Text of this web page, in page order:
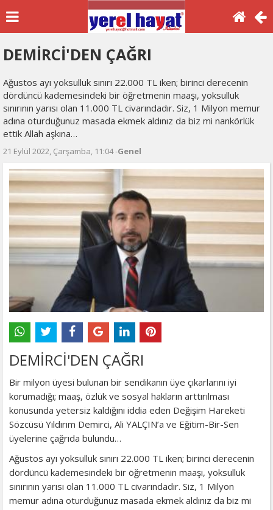
DEMİRCİ'DEN ÇAĞRI
Ağustos ayı yoksulluk sınırı 22.000 TL iken; birinci derecenin
dördüncü kademesindeki bir öğretmenin maaşı, yoksulluk
sınırının yarısı olan 11.000 TL civarındadır. Siz, 1 Milyon memur
adına oturduğunuz masada ekmek aldınız da biz mi nankörlük
ettik Allah aşkına…
21 Eylül 2022, Çarşamba, 11:04 -Genel
DEMİRCİ'DEN ÇAĞRI
Bir milyon üyesi bulunan bir sendikanın üye çıkarlarını iyi
korumadığı; maaş, özlük ve sosyal hakların arttırılması
konusunda yetersiz kaldığını iddia eden Değişim Hareketi
Sözcüsü Yıldırım Demirci, Ali YALÇIN’a ve Eğitim-Bir-Sen
üyelerine çağrıda bulundu…
Ağustos ayı yoksulluk sınırı 22.000 TL iken; birinci derecenin
dördüncü kademesindeki bir öğretmenin maaşı, yoksulluk
sınırının yarısı olan 11.000 TL civarındadır. Siz, 1 Milyon
memur adına oturduğunuz masada ekmek aldınız da biz mi